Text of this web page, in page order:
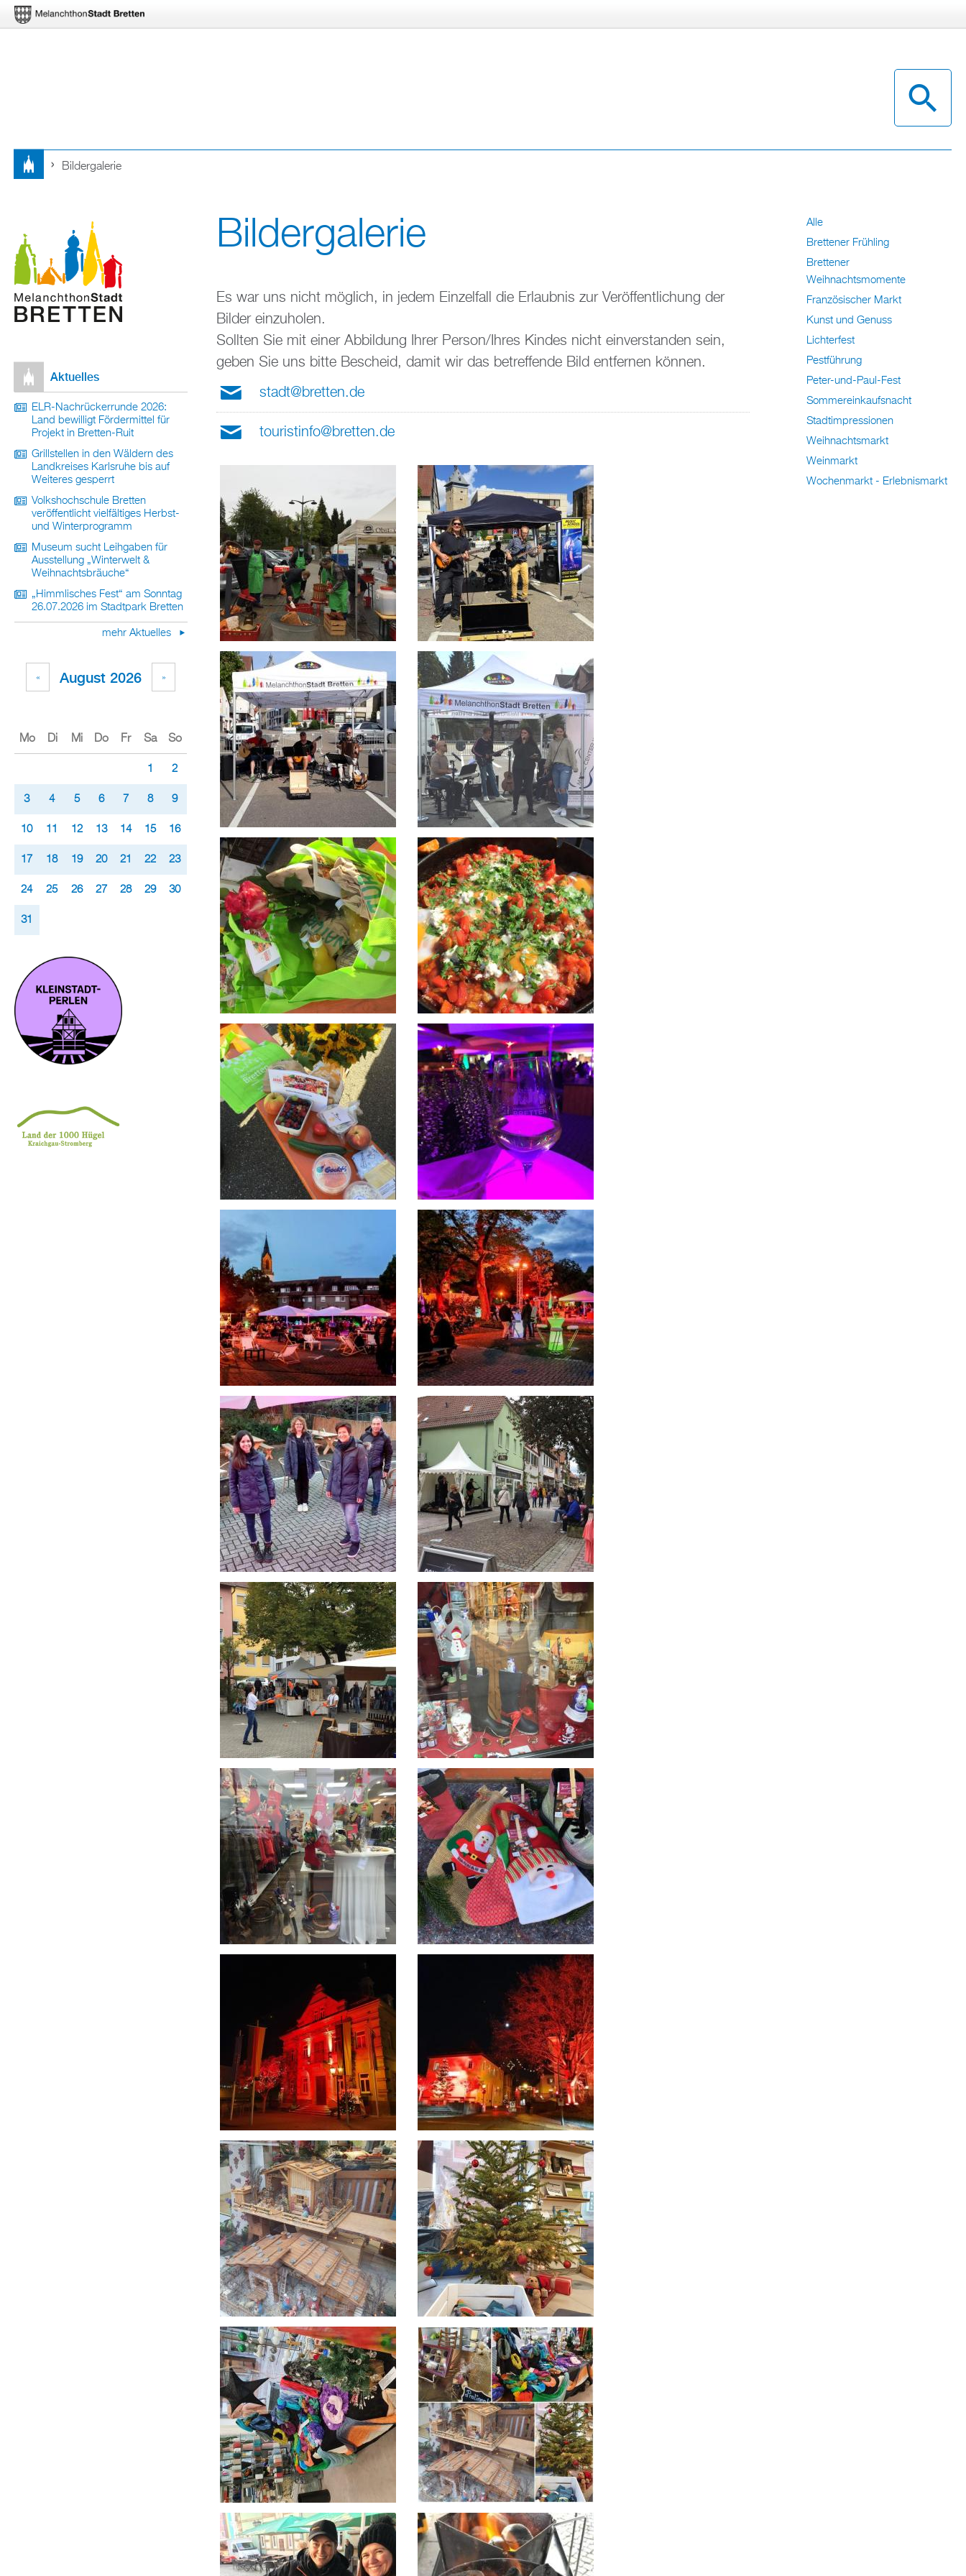
hier
Bildergalerie
Bildergalerie
Es war uns nicht möglich, in jedem Einzelfall die Erlaubnis zur Veröffentlichung der
Bilder einzuholen.
Sollten Sie mit einer Abbildung Ihrer Person/Ihres Kindes nicht einverstanden sein,
geben Sie uns bitte Bescheid, damit wir das betreffende Bild entfernen können.
stadt@bretten.de
touristinfo@bretten.de
Aktuelles
ELR-Nachrückerrunde 2026:
Land bewilligt Fördermittel für
Projekt in Bretten-Ruit
Grillstellen in den Wäldern des
Landkreises Karlsruhe bis auf
Weiteres gesperrt
Volkshochschule Bretten
veröffentlicht vielfältiges Herbst-
und Winterprogramm
Museum sucht Leihgaben für
Ausstellung „Winterwelt &
Weihnachtsbräuche“
„Himmlisches Fest“ am Sonntag
26.07.2026 im Stadtpark Bretten
mehr Aktuelles
August 2026
« »
Mo Di Mi Do Fr Sa So
1 2
3 4 5 6 7 8 9
10 11 12 13 14 15 16
17 18 19 20 21 22 23
24 25 26 27 28 29 30
31
Alle
Brettener Frühling
Brettener
Weihnachtsmomente
Französischer Markt
Kunst und Genuss
Lichterfest
Pestführung
Peter-und-Paul-Fest
Sommereinkaufsnacht
Stadtimpressionen
Weihnachtsmarkt
Weinmarkt
Wochenmarkt - Erlebnismarkt